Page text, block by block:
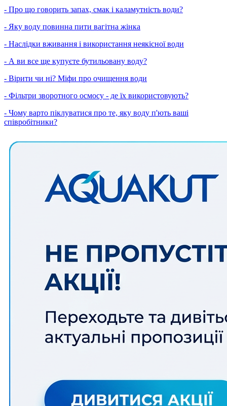
- Про що говорить запах, смак і каламутність води?
- Яку воду повинна пити вагітна жінка
- Наслідки вживання і використання неякісної води
- А ви все ще купуєте бутильовану воду?
- Вірити чи ні? Міфи про очищення води
- Фільтри зворотного осмосу - де їх використовують?
- Чому варто піклуватися про те, яку воду п'ють ваші
співробітники?